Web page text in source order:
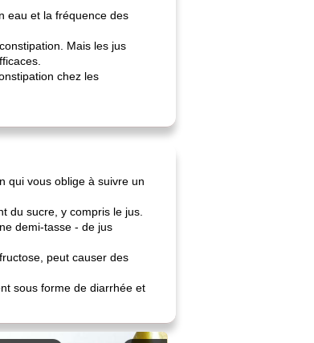
eau et la fréquence des
Mais les jus
chez les
qui vous oblige à suivre un
du sucre, y compris le jus.
demi-tasse - de jus
peut causer des
sous forme de diarrhée et